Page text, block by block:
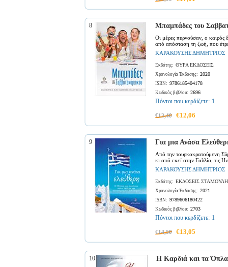
8 Μπαμπάδες του
Οι μέρες περνούσαν, ο
από απόσταση τη ζωή, που
ΚΑΡΑΚΟΥΣΗΣ ΔΗΜΗΤΡΙΟΣ
Εκδότης: ΘΥΡΑ ΕΚΔΟΣΕΙΣ
Χρονολογία Έκδοσης: 2020
ISBN: 9786185404178
Κωδικός βιβλίου: 2696
Πόντοι που κερδίζετε: 1
€13,40 €12,06
9 Για μια Ανάσα
Από την τουρκοκρατούμενη
κι από εκεί στην Γαλλία, τις
ΚΑΡΑΚΟΥΣΗΣ ΔΗΜΗΤΡΙΟΣ
Εκδότης: ΕΚΔΟΣΕΙΣ ΣΤΑΜΟΥΛΗ
Χρονολογία Έκδοσης: 2021
ISBN: 9789606180422
Κωδικός βιβλίου: 2703
Πόντοι που κερδίζετε: 1
€14,50 €13,05
10 Η Καρδιά και τα Όπλα